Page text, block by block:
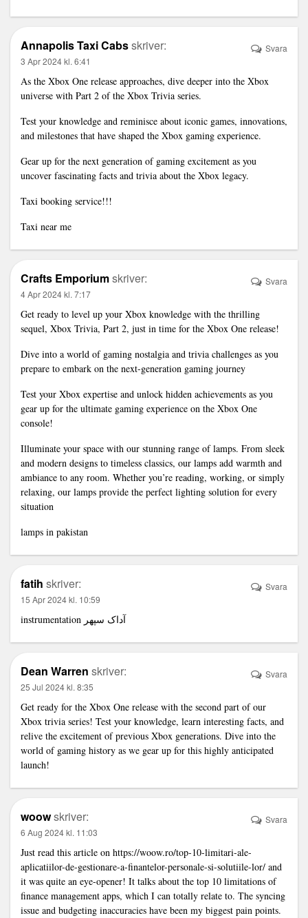
Annapolis Taxi Cabsskriver:
3 Apr 2024 kl. 6:41
As the Xbox One release approaches, dive deeper into the Xbox
universe with Part 2 of the Xbox Trivia series.
Test your knowledge and reminisce about iconic games, innovations,
and milestones that have shaped the Xbox gaming experience.
Gear up for the next generation of gaming excitement as you
uncover fascinating facts and trivia about the Xbox legacy.
Taxi booking service!!!
Taxi near me
Svara
Crafts Emporiumskriver:
4 Apr 2024 kl. 7:17
Get ready to level up your Xbox knowledge with the thrilling
sequel, Xbox Trivia, Part 2, just in time for the Xbox One release!
Dive into a world of gaming nostalgia and trivia challenges as you
prepare to embark on the next-generation gaming journey
Test your Xbox expertise and unlock hidden achievements as you
gear up for the ultimate gaming experience on the Xbox One
console!
Illuminate your space with our stunning range of lamps. From sleek
and modern designs to timeless classics, our lamps add warmth and
ambiance to any room. Whether you’re reading, working, or simply
relaxing, our lamps provide the perfect lighting solution for every
situation
lamps in pakistan
Svara
fatih skriver:
15 Apr 2024 kl. 10:59
instrumentation آداک سپهر
Svara
Dean Warren skriver:
25 Jul 2024 kl. 8:35
Get ready for the Xbox One release with the second part of our
Xbox trivia series! Test your knowledge, learn interesting facts, and
relive the excitement of previous Xbox generations. Dive into the
world of gaming history as we gear up for this highly anticipated
launch!
Svara
woowskriver:
6 Aug 2024 kl. 11:03
Just read this article on https://woow.ro/top-10-limitari-ale-
aplicatiilor-de-gestionare-a-finantelor-personale-si-solutiile-lor/ and
it was quite an eye-opener! It talks about the top 10 limitations of
finance management apps, which I can totally relate to. The syncing
issue and budgeting inaccuracies have been my biggest pain points.
Svara